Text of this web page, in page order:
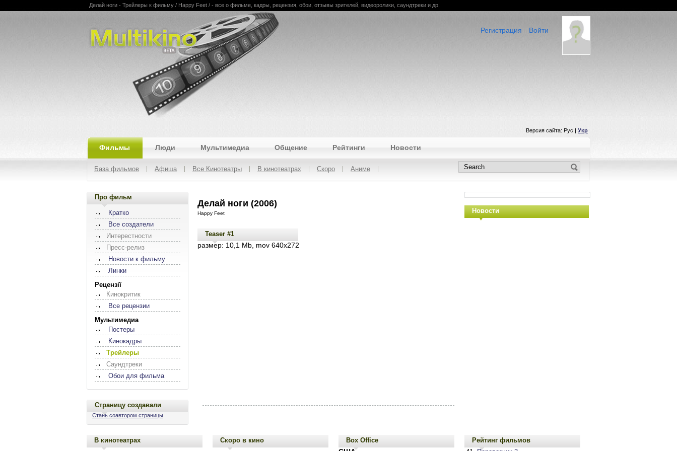
Multikino
Делай ноги - Трейлеры к фильму / Happy Feet / - все о фильме, кадры, рецензия, обои, отзывы зрителей, видеоролики, саундтреки и др.
Войти
Регистрация
Версия сайта: Рус | Укр
Фильмы Люди Мультимедиа Общение Рейтинги Новости
База фильмов Афиша Все Кинотеатры В кинотеатрах Скоро Аниме
Про фильм
Кратко
Все создатели
Интерестности
Пресс-релиз
Новости к фильму
Линки
Рецензії
Кинокритик
Все рецензии
Мультимедиа
Постеры
Кинокадры
Трейлеры
Саундтреки
Обои для фильма
Страницу создавали
Стань соавтором страницы
Делай ноги (2006)
Happy Feet
Teaser #1
размер: 10,1 Mb, mov 640x272
Новости
В кинотеатрах Скоро в кино Box Office Рейтинг фильмов